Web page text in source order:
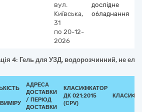
вул.
Київська,
31
по 20-12-
2026
дослідне
обладнання
4: Гель для УЗД, водорозчинний, не
АДРЕСА
ДОСТАВКИ
/ ПЕРІОД
ДОСТАВКИ
КЛАСИФІКАТОР
ДК 021:2015
(CPV)